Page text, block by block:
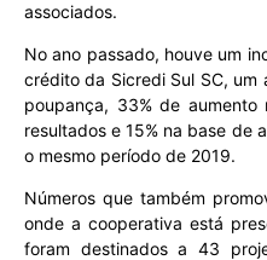
associados.
No ano passado, houve um
crédito da Sicredi Sul SC,
poupança, 33% de aumento
resultados e 15% na base de
o mesmo período de 2019.
Números que também
onde a cooperativa está
foram destinados a 43